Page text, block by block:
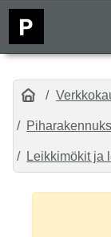
Leikkimökit ja